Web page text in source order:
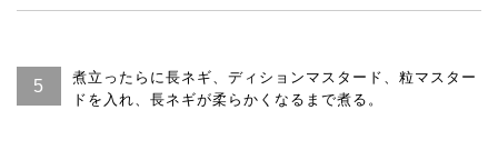
煮立ったらに長ネギ、ディションマスタード、粒マスター
ドを入れ、長ネギが柔らかくなるまで煮る。